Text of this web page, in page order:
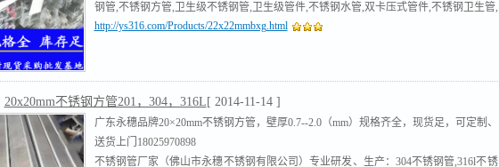
钢管,不锈钢方管,卫生级不锈钢管,卫生级管件,不锈钢水管,双卡压式管件,不锈钢卫生管,
不锈钢圆管,沟槽式管件,不锈钢工业流体管 [查看]
http://ys316.com/Products/22x22mmbxg.html
20x20mm不锈钢方管201，304，316L [ 2014-11-14 ]
广东永穗品牌20×20mm不锈钢方管，壁厚0.7--2.0（mm）规格齐全，现货足，可定制、
送货上门18025970898
不锈钢管厂家（佛山市永穗不锈钢有限公司）专业研发、生产：304不锈钢管,316l不锈